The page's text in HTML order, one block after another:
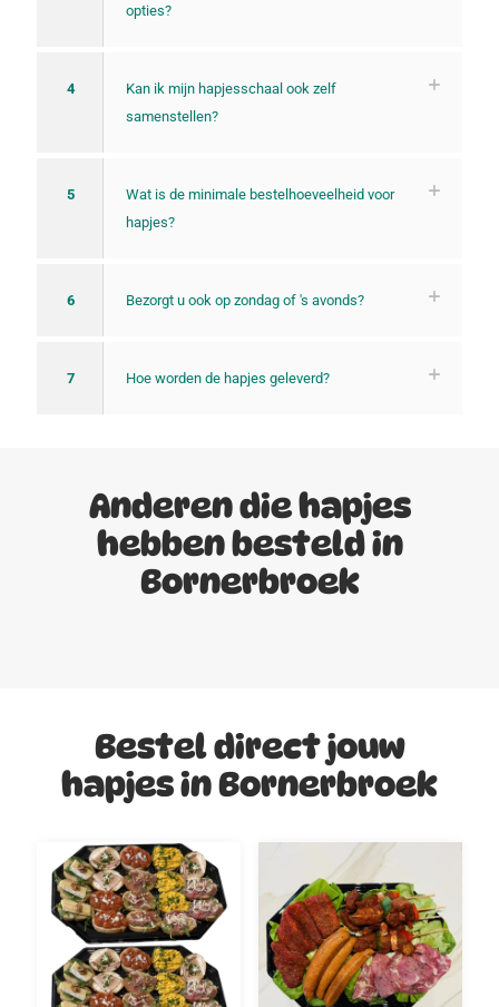
opties?
4
Kan ik mijn hapjesschaal ook zelf
samenstellen?
5
Wat is de minimale bestelhoeveelheid voor
hapjes?
6 Bezorgt u ook op zondag of 's avonds?
7 Hoe worden de hapjes geleverd?
Anderen die hapjes
hebben besteld in
Bornerbroek
Bestel direct jouw
hapjes in Bornerbroek